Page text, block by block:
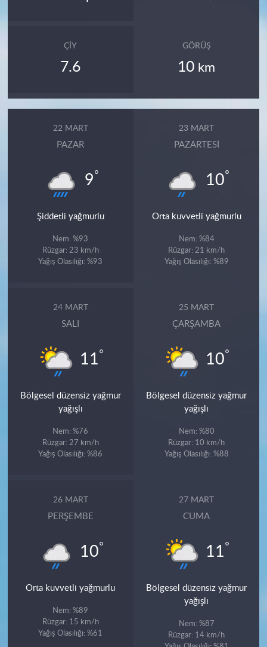
ÇIY
7.6
GÖRÜŞ
10 km
22 MART
PAZAR
9°
Şiddetli yağmurlu
Nem: %93
Rüzgar: 23 km/h
Yağış Olasılığı: %93
23 MART
PAZARTESI
10°
Orta kuvvetli yağmurlu
Nem: %84
Rüzgar: 21 km/h
Yağış Olasılığı: %89
24 MART
SALI
11°
Bölgesel düzensiz yağmur
yağışlı
Nem: %76
Rüzgar: 27 km/h
Yağış Olasılığı: %86
25 MART
ÇARŞAMBA
10°
Bölgesel düzensiz yağmur
yağışlı
Nem: %80
Rüzgar: 10 km/h
Yağış Olasılığı: %88
26 MART
PERŞEMBE
10°
Orta kuvvetli yağmurlu
Nem: %89
Rüzgar: 15 km/h
Yağış Olasılığı: %61
27 MART
CUMA
11°
Bölgesel düzensiz yağmur
yağışlı
Nem: %87
Rüzgar: 14 km/h